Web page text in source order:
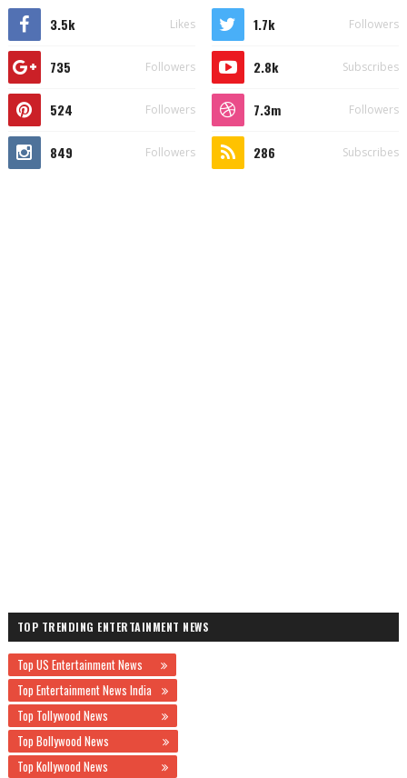
3.5k Likes 1.7k Followers
735 Followers 2.8k Subscribes
524 Followers 7.3m Followers
849 Followers 286 Subscribes
TOP TRENDING ENTERTAINMENT NEWS
Top US Entertainment News
Top Entertainment News India
Top Tollywood News
Top Bollywood News
Top Kollywood News